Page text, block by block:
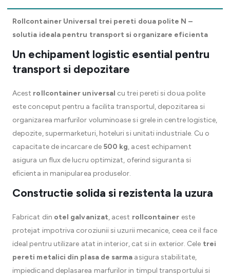
Rollcontainer Universal trei pereti doua polite N –
solutia ideala pentru transport si organizare eficienta
Un echipament logistic esential pentru
transport si depozitare
Acest rollcontainer universal cu trei pereti si doua polite
este conceput pentru a facilita transportul, depozitarea si
organizarea marfurilor voluminoase si grele in centre logistice,
depozite, supermarketuri, hoteluri si unitati industriale. Cu o
capacitate de incarcare de 500 kg, acest echipament
asigura un flux de lucru optimizat, oferind siguranta si
eficienta in manipularea produselor.
Constructie solida si rezistenta la uzura
Fabricat din otel galvanizat, acest rollcontainer este
protejat impotriva coroziunii si uzurii mecanice, ceea ce il face
ideal pentru utilizare atat in interior, cat si in exterior. Cele trei
pereti metalici din plasa de sarma asigura stabilitate,
impiedicand deplasarea marfurilor in timpul transportului si